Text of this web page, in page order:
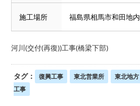
施工場所 福島県相馬市和田地内
河川(交付(再復))工事(橋梁下部)
タグ： 復興工事 東北営業所 東北地方
工事